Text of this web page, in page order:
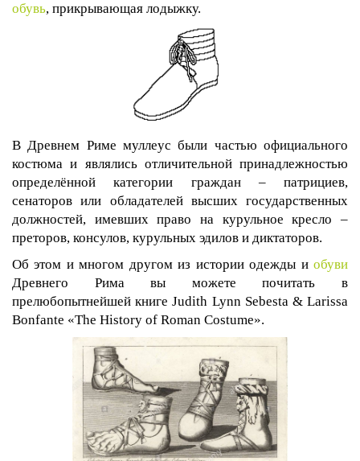
обувь, прикрывающая лодыжку.
В Древнем Риме муллеус были частью официального
костюма и являлись отличительной принадлежностью
определённой категории граждан – патрициев,
сенаторов или обладателей высших государственных
должностей, имевших право на курульное кресло –
преторов, консулов, курульных эдилов и диктаторов.
Об этом и многом другом из истории одежды и обуви
Древнего Рима вы можете почитать в
прелюбопытнейшей книге Judith Lynn Sebesta & Larissa
Bonfante «The History of Roman Costume».